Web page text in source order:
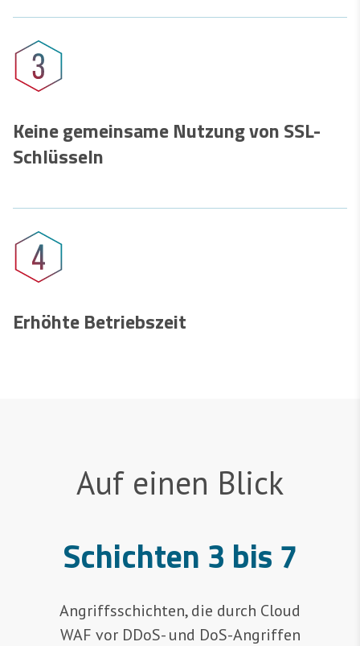
Keine gemeinsame Nutzung von SSL-
Schlüsseln
Erhöhte Betriebszeit
Auf einen Blick
Schichten 3 bis 7
Angriffsschichten, die durch Cloud
WAF vor DDoS- und DoS-Angriffen